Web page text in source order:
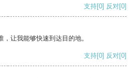
支持[0] 反对[0]
让我能够快速到达目的地。
支持[0] 反对[0]